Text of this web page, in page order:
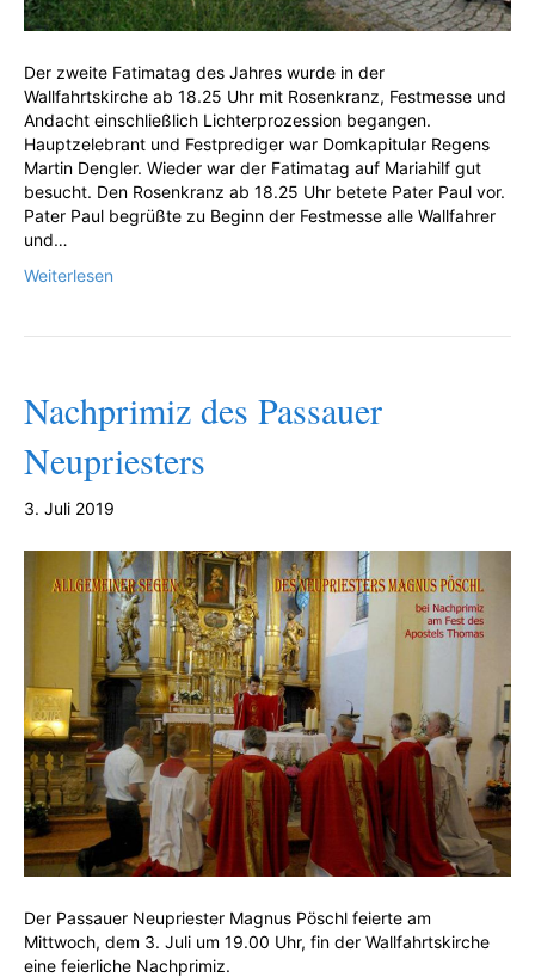
Der zweite Fatimatag des Jahres wurde in der
Wallfahrtskirche ab 18.25 Uhr mit Rosenkranz, Festmesse und
Andacht einschließlich Lichterprozession begangen.
Hauptzelebrant und Festprediger war Domkapitular Regens
Martin Dengler. Wieder war der Fatimatag auf Mariahilf gut
besucht. Den Rosenkranz ab 18.25 Uhr betete Pater Paul vor.
Pater Paul begrüßte zu Beginn der Festmesse alle Wallfahrer
und…
Weiterlesen
Nachprimiz des Passauer
Neupriesters
3. Juli 2019
Der Passauer Neupriester Magnus Pöschl feierte am
Mittwoch, dem 3. Juli um 19.00 Uhr, fin der Wallfahrtskirche
eine feierliche Nachprimiz.